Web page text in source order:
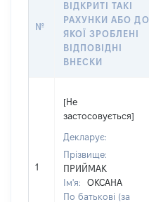
№
ВІДКРИТІ ТАКІ
РАХУНКИ АБО ДО
ЯКОЇ ЗРОБЛЕНІ
ВІДПОВІДНІ
ВНЕСКИ
1
[Не
застосовується]
Декларує:
Прізвище:
ПРИЙМАК
Ім'я:
ОКСАНА
По батькові (за